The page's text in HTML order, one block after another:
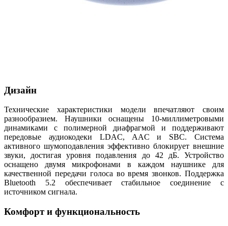
Дизайн
Технические характеристики модели впечатляют своим
разнообразием. Наушники оснащены 10-миллиметровыми
динамиками с полимерной диафрагмой и поддерживают
передовые аудиокодеки LDAC, AAC и SBC. Система
активного шумоподавления эффективно блокирует внешние
звуки, достигая уровня подавления до 42 дБ. Устройство
оснащено двумя микрофонами в каждом наушнике для
качественной передачи голоса во время звонков. Поддержка
Bluetooth 5.2 обеспечивает стабильное соединение с
источником сигнала.
Комфорт и функциональность